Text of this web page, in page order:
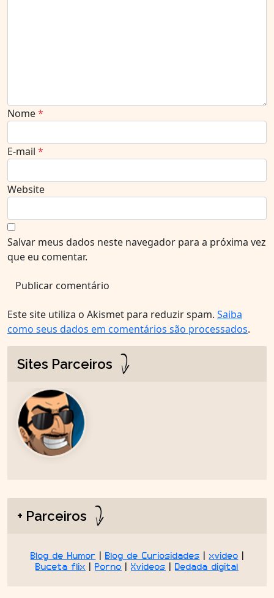
Nome*
E-mail *
Website
Salvar meus dados neste navegador para a próxima vez
que eu comentar.
Este site utiliza o Akismet para reduzir spam. Saiba
como seus dados em comentários são processados.
Sites Parceiros
+ Parceiros
Blog de Humor | Blog de Curiosidades | xvideo |
Buceta flix | Porno | Xvideos | Dedada digital